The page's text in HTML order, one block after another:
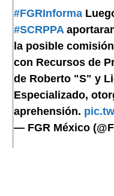
#FGRInforma
#SCRPPA
la posible
con Recursos de
de Roberto "S" y
Especializado,
aprehensión.
— FGR México